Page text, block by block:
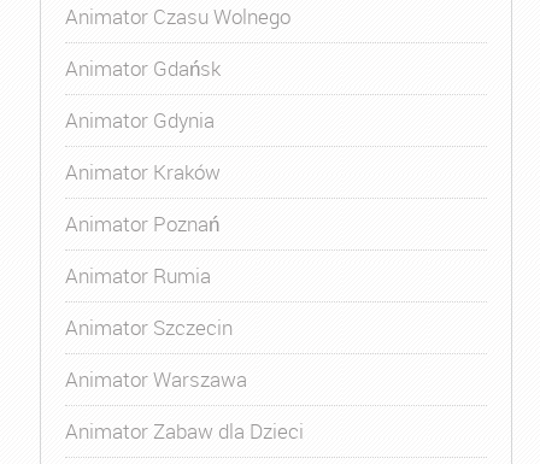
Animator Czasu Wolnego
Animator Gdańsk
Animator Gdynia
Animator Kraków
Animator Poznań
Animator Rumia
Animator Szczecin
Animator Warszawa
Animator Zabaw dla Dzieci